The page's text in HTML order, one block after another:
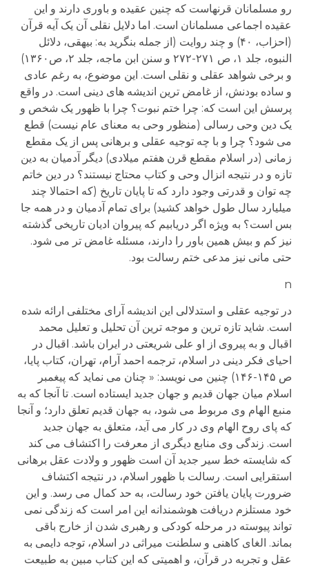
رو مسلمانان قرنهاست که چنین عقیده و باوری دارند و این
عقیده اجماعی مسلمانان است. اما دلایل نقلی آن یک آیه قرآن
(احزاب، ۴۰) و چند روایت (از جمله بنگرید به: بیهقی، دلائل
النبوه، جلد ۱، ص ۲۷۱-۲۷۲ و سنن ابن ماجه، جلد ۲، ص۱۳۶۰)
و برخی شواهد عقلی و نقلی است. این موضوع، به رغم عادی
و ساده بودنش، از غامض ترین اندیشه های دینی است. در واقع
پرسش این است که: چرا ختم نبوت؟ چرا با ظهور یک شخص و
یک دین وحی رسالی (منظور وحی به معنای عام نیست) قطع
می شود؟ چرا و با چه توجیه عقلی و برهانی پس از یک مقطع
زمانی (در اسلام مقطع قرن هفتم میلادی) دیگر آدمیان به دین
تازه و در نتیجه انزال وحی و کتاب محتاج نیستند؟ در دین خاتم
چه توان و قدرتی وجود دارد که تا پایان تاریخ (که احتمالا چند
میلیارد سال طول خواهد کشید) برای تمام آدمیان و در همه جا
بس است؟ به ویژه اگر دریابیم که پیروان ادیان تاریخی گذشته
نیز کم و بیش همین باور را دارند، مسئله غامض تر می شود.
حتی مانی نیز مدعی ختم رسالت بود.
n
در توجیه عقلی و استدلالی این اندیشه آرای مختلفی ارائه شده
است. شاید تازه ترین و موجه ترین آن تحلیل و تعلیل محمد
اقبال و به پیروی از او علی شریعتی در ایران باشد. اقبال در
احیای فکر دینی در اسلام، ترجمه احمد آرام، تهران، کتاب پایا،
ص ۱۴۵-۱۴۶) چنین می نویسد: « چنان می نماید که پیغمبر
اسلام میان جهان قدیم و جهان جدید ایستاده است. تا آنجا که به
منبع الهام وی مربوط می شود، به جهان قدیم تعلق دارد؛ و آنجا
که پای روح الهام وی در کار می آید، متعلق به جهان جدید
است. زندگی وی منابع دیگری از معرفت را اکتشاف می کند
که شایسته خط سیر جدید آن است ظهور و ولادت عقل برهانی
استقرایی است. رسالت با ظهور اسلام، در نتیجه اکتشاف
ضرورت پایان یافتن خود رسالت، به حد کمال می رسد. و این
خود مستلزم دریافت هوشمندانه این امر است که زندگی نمی
تواند پیوسته در مرحله کودکی و رهبری شدن از خارج باقی
بماند. الغای کاهنی و سلطنت میراثی در اسلام، توجه دایمی به
عقل و تجربه در قرآن، و اهمیتی که این کتاب مبین به طبیعت